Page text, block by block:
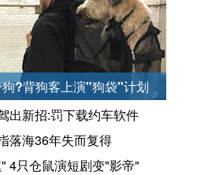
?背狗客上演"狗袋"计划
出新招:罚下载约车软件
落海36年失而复得
4只仓鼠演短剧变"影帝"